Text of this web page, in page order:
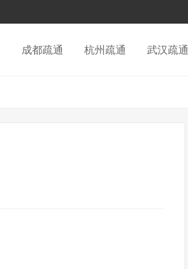
成都疏通 杭州疏通 武汉疏通